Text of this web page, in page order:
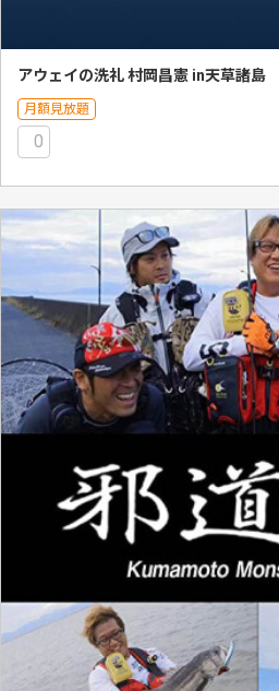
アウェイの洗礼 村岡昌憲 in天草諸島
月額見放題
0